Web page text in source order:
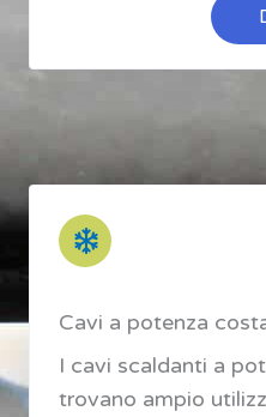
Cavi a potenza
I cavi scaldanti a
trovano ampio